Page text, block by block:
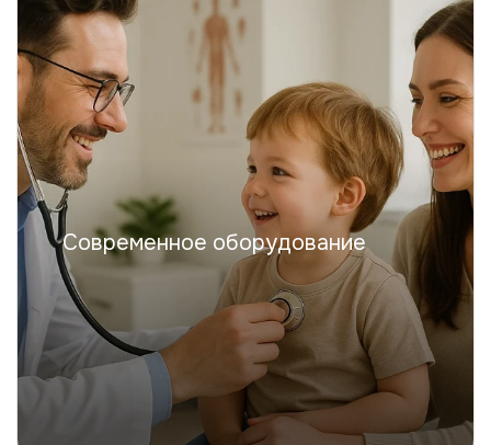
Современное оборудование